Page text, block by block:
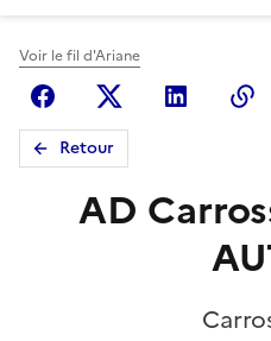
Voir le fil d'Ariane
FacebookX Linkedin
Retour
AD